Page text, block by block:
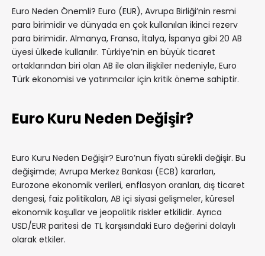
Euro Neden Önemli? Euro (EUR), Avrupa Birliği’nin resmi
para birimidir ve dünyada en çok kullanılan ikinci rezerv
para birimidir. Almanya, Fransa, İtalya, İspanya gibi 20 AB
üyesi ülkede kullanılır. Türkiye’nin en büyük ticaret
ortaklarından biri olan AB ile olan ilişkiler nedeniyle, Euro
Türk ekonomisi ve yatırımcılar için kritik öneme sahiptir.
Euro Kuru Neden Değişir?
Euro Kuru Neden Değişir? Euro’nun fiyatı sürekli değişir. Bu
değişimde; Avrupa Merkez Bankası (ECB) kararları,
Eurozone ekonomik verileri, enflasyon oranları, dış ticaret
dengesi, faiz politikaları, AB içi siyasi gelişmeler, küresel
ekonomik koşullar ve jeopolitik riskler etkilidir. Ayrıca
USD/EUR paritesi de TL karşısındaki Euro değerini dolaylı
olarak etkiler.